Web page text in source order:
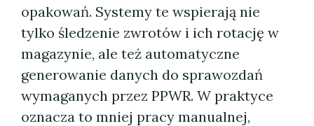
opakowań. Systemy te wspierają nie
tylko śledzenie zwrotów i ich rotację w
magazynie, ale też automatyczne
generowanie danych do sprawozdań
wymaganych przez PPWR. W praktyce
oznacza to mniej pracy manualnej,